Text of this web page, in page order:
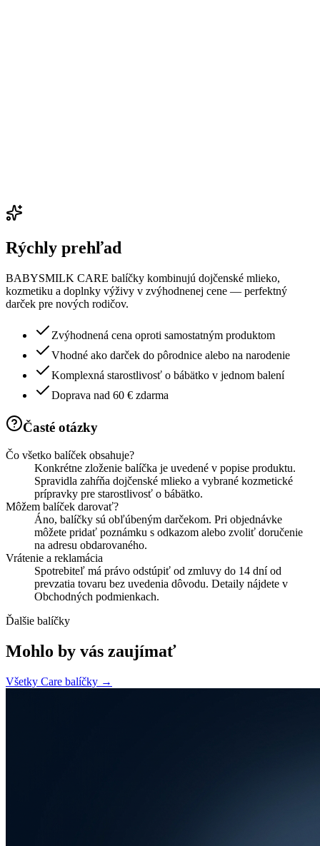
Rýchly prehľad
BABYSMILK CARE balíčky kombinujú dojčenské mlieko,
kozmetiku a doplnky výživy v zvýhodnenej cene — perfektný
darček pre nových rodičov.
Zvýhodnená cena oproti samostatným produktom
Vhodné ako darček do pôrodnice alebo na narodenie
Komplexná starostlivosť o bábätko v jednom balení
Doprava nad 60 € zdarma
Časté otázky
Čo všetko balíček obsahuje?
Konkrétne zloženie balíčka je uvedené v popise produktu.
Spravidla zahŕňa dojčenské mlieko a vybrané kozmetické
prípravky pre starostlivosť o bábätko.
Môžem balíček darovať?
Áno, balíčky sú obľúbeným darčekom. Pri objednávke
môžete pridať poznámku s odkazom alebo zvoliť doručenie
na adresu obdarovaného.
Vrátenie a reklamácia
Spotrebiteľ má právo odstúpiť od zmluvy do 14 dní od
prevzatia tovaru bez uvedenia dôvodu. Detaily nájdete v
Obchodných podmienkach.
Ďalšie balíčky
Mohlo by vás zaujímať
Všetky Care balíčky →